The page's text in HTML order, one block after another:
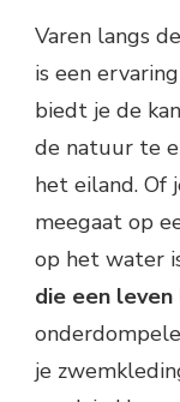
Varen langs
is een
biedt je de
de natuur te
het eiland. Of
meegaat op
op het water
die een
je